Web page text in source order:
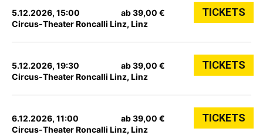
5.12.2026, 15:00
Circus-Theater Roncalli Linz, Linz
ab 39,00 € TICKETS
5.12.2026, 19:30
Circus-Theater Roncalli Linz, Linz
ab 39,00 € TICKETS
6.12.2026, 11:00
Circus-Theater Roncalli Linz, Linz
ab 39,00 € TICKETS